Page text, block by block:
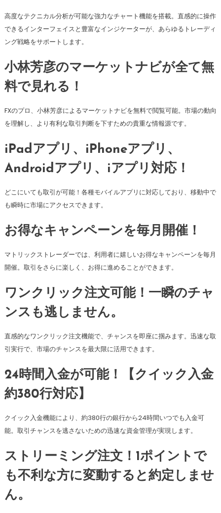
高度なテクニカル分析が可能な強力なチャート機能を搭載。直感的に操作
できるインターフェイスと豊富なインジケーターが、あらゆるトレーディ
ング戦略をサポートします。
小林芳彦のマーケットナビが全て無
料で見れる！
FXのプロ、小林芳彦によるマーケットナビを無料で閲覧可能。市場の動向
を理解し、より有利な取引判断を下すための貴重な情報源です。
iPadアプリ、iPhoneアプリ、
Androidアプリ、iアプリ対応！
どこにいても取引が可能！各種モバイルアプリに対応しており、移動中で
も瞬時に市場にアクセスできます。
お得なキャンペーンを毎月開催！
マトリックストレーダーでは、利用者に嬉しいお得なキャンペーンを毎月
開催。取引をさらに楽しく、お得に進めることができます。
ワンクリック注文可能！一瞬のチャ
ンスも逃しません。
直感的なワンクリック注文機能で、チャンスを即座に掴みます。迅速な取
引実行で、市場のチャンスを最大限に活用できます。
24時間入金が可能！【クイック入金
約380行対応】
クイック入金機能により、約380行の銀行から24時間いつでも入金可
能。取引チャンスを逃さないための迅速な資金管理が実現します。
ストリーミング注文！1ポイントで
も不利な方に変動すると約定しませ
ん。